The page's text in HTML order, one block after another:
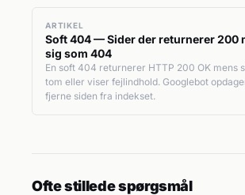
ARTIKEL
Soft 404 — Sider der returnerer 200
sig som 404
En soft 404 returnerer HTTP 200 OK mens
tom eller viser fejlindhold. Googlebot
fjerne siden fra indekset.
Ofte stillede spørgsmål